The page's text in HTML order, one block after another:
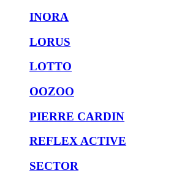
INORA
LORUS
LOTTO
OOZOO
PIERRE CARDIN
REFLEX ACTIVE
SECTOR